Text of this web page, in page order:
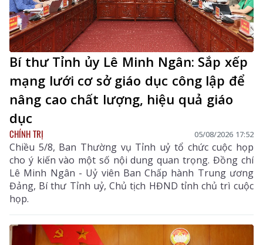
Bí thư Tỉnh ủy Lê Minh Ngân: Sắp xếp
mạng lưới cơ sở giáo dục công lập để
nâng cao chất lượng, hiệu quả giáo
dục
CHÍNH TRỊ 05/08/2026 17:52
Chiều 5/8, Ban Thường vụ Tỉnh uỷ tổ chức cuộc họp
cho ý kiến vào một số nội dung quan trọng. Đồng chí
Lê Minh Ngân - Uỷ viên Ban Chấp hành Trung ương
Đảng, Bí thư Tỉnh uỷ, Chủ tịch HĐND tỉnh chủ trì cuộc
họp.